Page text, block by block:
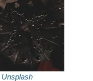
Unsplash